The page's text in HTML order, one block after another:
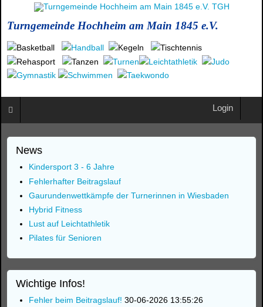
Turngemeinde Hochheim am Main 1845 e.V.
Login
News
Kindersport 3 - 6 Jahre
Fehlerhafter Beitragslauf
Gaurundenwettkämpfe der Turnerinnen in Wiesbaden
Hybrid Fitness
Lust auf Leichtathletik
Pilates für Senioren
Wichtige Infos!
Fehler beim Beitragslauf! 30-06-2026 13:55:26